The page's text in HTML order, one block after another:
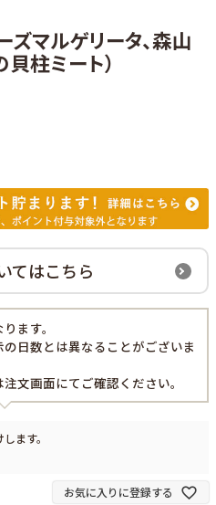
ズマルゲリータ、森山
柱ミート）
てはこちら
ます。
日数とは異なることがございま
文画面にてご確認ください。
ます。
お気に入りに登録する